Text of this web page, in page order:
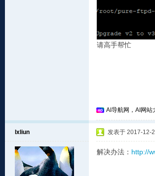
请高手帮忙
AI导航网，AI网站
lxliun 发表于 2017-12-
解决办法： http://